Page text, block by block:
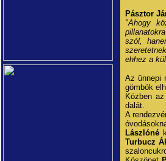
Pásztor
"Ahogy
szól,
ehhez a
Az ünnepi
gömbök
Közben
dalát.
A
Lászlóné
Turbucz